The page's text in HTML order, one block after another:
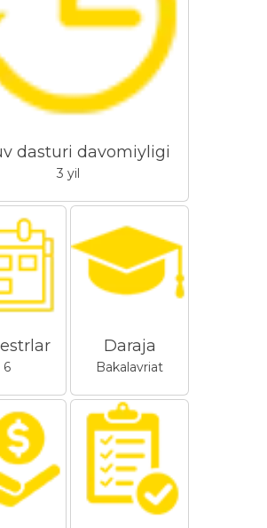
dasturi davomiyligi
3 yil
6
Daraja
Bakalavriat